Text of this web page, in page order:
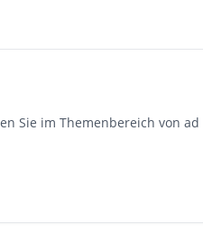
Sie im Themenbereich von